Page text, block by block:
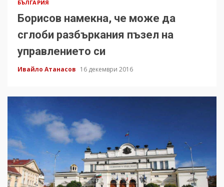
БЪЛГАРИЯ
Борисов намекна, че може да
сглоби разбъркания пъзел на
управлението си
Ивайло Атанасов 16 декември 2016